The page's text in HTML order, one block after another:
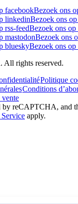
facebookBezoek ons
linkedinBezoek ons
rss-feedBezoek ons op
mastodonBezoek ons
blueskyBezoek ons op
All rights reserved.
Politique
Conditions
by reCAPTCHA, and
apply.